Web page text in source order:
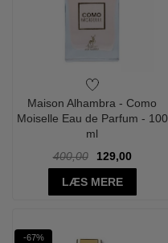
Maison Alhambra - Como
Moiselle Eau de Parfum - 100
ml
400,00
129,00
LÆS MERE
-67%